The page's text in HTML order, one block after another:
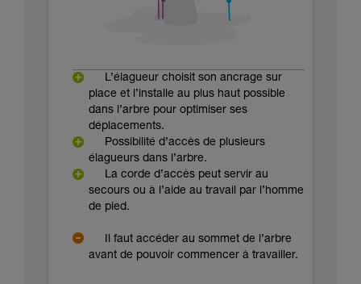
L’élagueur choisit son ancrage sur
place et l’installe au plus haut possible
dans l’arbre pour optimiser ses
déplacements.
Possibilité d’accès de plusieurs
élagueurs dans l’arbre.
La corde d’accès peut servir au
secours ou à l’aide au travail par l’homme
de pied.
Il faut accéder au sommet de l’arbre
avant de pouvoir commencer à travailler.